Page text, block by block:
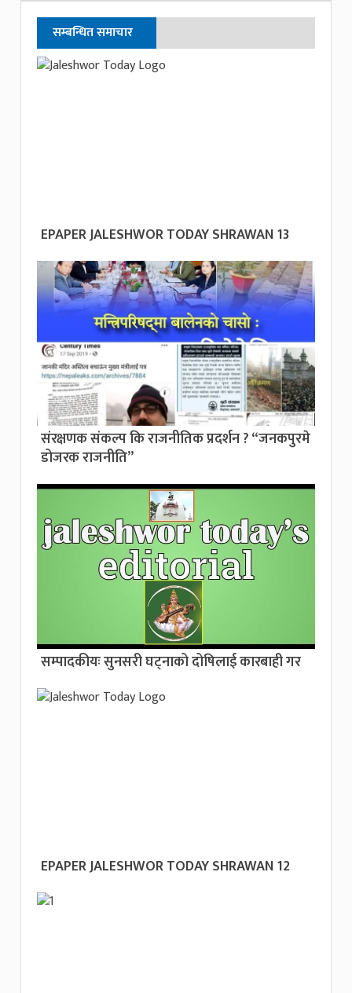
सम्बन्धित समाचार
EPAPER JALESHWOR TODAY SHRAWAN 13
संरक्षणक संकल्प कि राजनीतिक प्रदर्शन ? “जनकपुरमे
डोजरक राजनीति”
सम्पादकीयः सुनसरी घट्नाको दोषिलाई कारबाही गर
EPAPER JALESHWOR TODAY SHRAWAN 12